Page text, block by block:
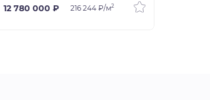
12 780 000 ₽
216 244 ₽/м2